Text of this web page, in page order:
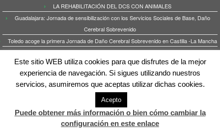
LA REHABILITACIÓN DEL DCS CON ANIMALES
Guadalajara: Jornada de sensibilización con los Servicios Sociales de Base, Daño
Cerebral Sobrevenido
Toledo acoge la primera Jornada de Daño Cerebral Sobrevenido en Castilla -La Mancha
LA DIPUTACIÓN DE TOLEDO MANTIENE EL APOYO AL DAÑO CEREBRAL POR
SÉPTIMO AÑO
ICTUS: la mujer y el riesgo de infarto cerebral
Iguala3·Funciona con ·Diseñado con elTema Customizr
Este sitio WEB utiliza cookies para que disfrutes de la mejor
experiencia de navegación. Si sigues utilizando nuestros
servicios, asumiremos que aceptas utilizar dichas cookies.
Acepto
Puede obtener más información o bien cómo cambiar la
configuración en este enlace